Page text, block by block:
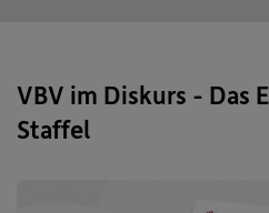
VBV im Diskurs - Das
Staffel